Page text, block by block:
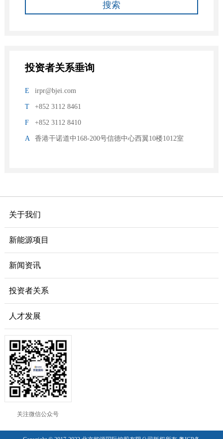
投资者关系垂询
E irpr@bjei.com
T +852 3112 8461
F +852 3112 8410
A 香港干诺道中168-200号信德中心西翼10楼1012室
关于我们
新能源项目
新闻资讯
投资者关系
人才发展
关注微信公众号